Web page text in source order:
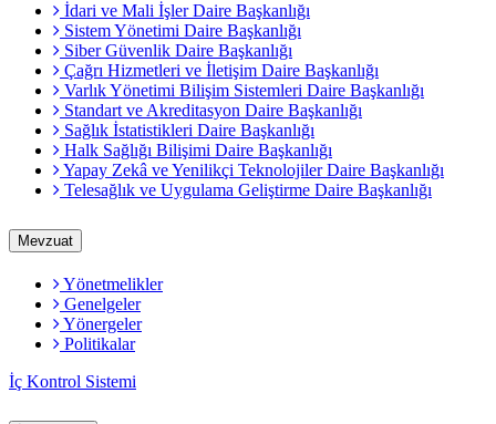
İdari ve Mali İşler Daire Başkanlığı
Sistem Yönetimi Daire Başkanlığı
Siber Güvenlik Daire Başkanlığı
Çağrı Hizmetleri ve İletişim Daire Başkanlığı
Varlık Yönetimi Bilişim Sistemleri Daire Başkanlığı
Standart ve Akreditasyon Daire Başkanlığı
Sağlık İstatistikleri Daire Başkanlığı
Halk Sağlığı Bilişimi Daire Başkanlığı
Yapay Zekâ ve Yenilikçi Teknolojiler Daire Başkanlığı
Telesağlık ve Uygulama Geliştirme Daire Başkanlığı
Mevzuat
Yönetmelikler
Genelgeler
Yönergeler
Politikalar
İç Kontrol Sistemi